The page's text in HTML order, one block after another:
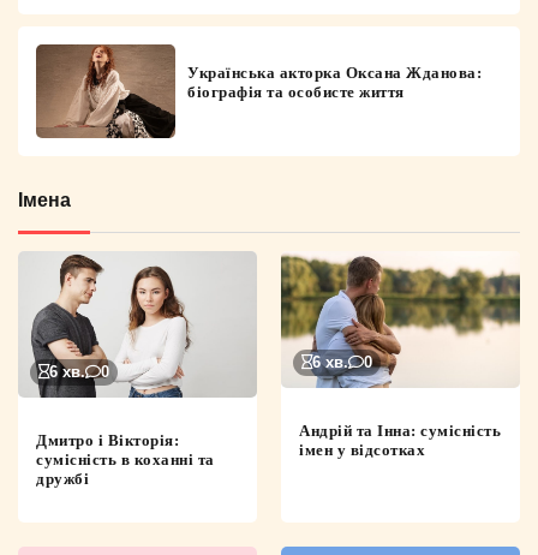
Українська акторка Оксана Жданова:
біографія та особисте життя
Імена
6 хв. 0
Дмитро і Вікторія:
сумісність в коханні та
дружбі
6 хв. 0
Андрій та Інна: сумісність
імен у відсотках